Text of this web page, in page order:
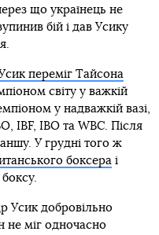
що українець не
бій і дав Усику
Усик переміг Тайсона
світу у важкій
у надважкій вазі,
IBF, IBO та WBC. Після
У грудні того ж
боксераі
боксу.
Усик добровільно
не міг одночасно